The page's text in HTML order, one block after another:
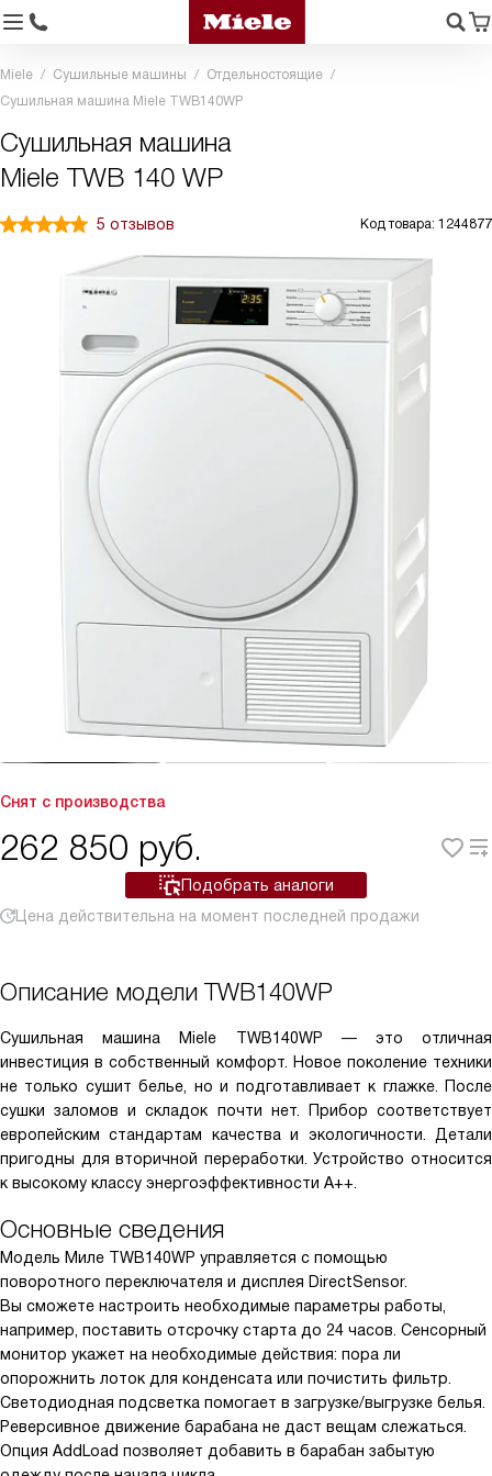
Miele Сушильные машины
Отдельностоящие
Сушильная машина Miele TWB140WP
Сушильная машина
Miele TWB 140 WP
5 отзывов Код товара: 1244877
Снят с производства
262 850 руб.
Подобрать аналоги
Цена действительна на момент последней продажи
Описание модели TWB140WP
Сушильная машина Miele TWB140WP — это отличная
инвестиция в собственный комфорт. Новое поколение техники
не только сушит белье, но и подготавливает к глажке. После
сушки заломов и складок почти нет. Прибор соответствует
европейским стандартам качества и экологичности. Детали
пригодны для вторичной переработки. Устройство относится
к высокому классу энергоэффективности A++.
Основные сведения
Модель Миле TWB140WP управляется с помощью
поворотного переключателя и дисплея DirectSensor.
Вы сможете настроить необходимые параметры работы,
например, поставить отсрочку старта до 24 часов. Сенсорный
монитор укажет на необходимые действия: пора ли
опорожнить лоток для конденсата или почистить фильтр.
Светодиодная подсветка помогает в загрузке/выгрузке белья.
Реверсивное движение барабана не даст вещам слежаться.
Опция AddLoad позволяет добавить в барабан забытую